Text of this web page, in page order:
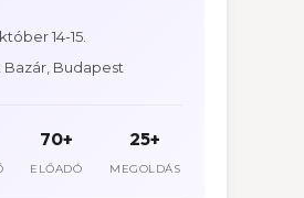
14-15.
Bazár, Budapest
70+
ELŐADÓ
25+
MEGOLDÁS